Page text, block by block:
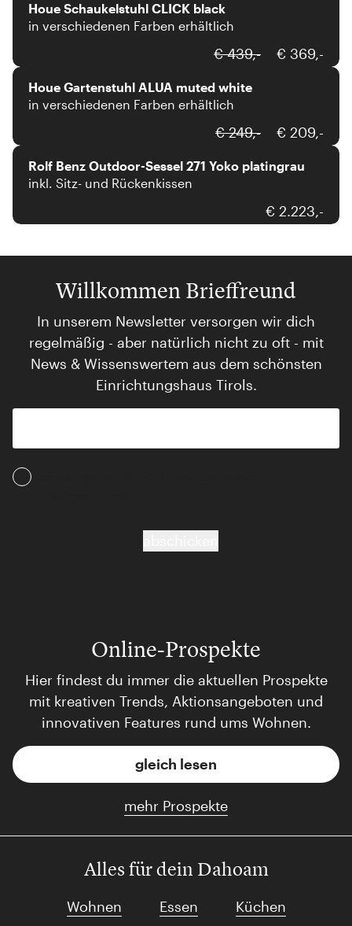
Houe Schaukelstuhl CLICK black
in verschiedenen Farben erhältlich
€ 439,- € 369,-
Houe
Houe Gartenstuhl ALUA muted white
in verschiedenen Farben erhältlich
€ 249,- € 209,-
Rolf Benz
Rolf Benz Outdoor-Sessel 271 Yoko platingrau
inkl. Sitz- und Rückenkissen
€ 2.223,-
Willkommen Brieffreund
In unserem Newsletter versorgen wir dich
regelmäßig - aber natürlich nicht zu oft - mit
News & Wissenswertem aus dem schönsten
Einrichtungshaus Tirols.
Online-Prospekte
Hier findest du immer die aktuellen Prospekte
mit kreativen Trends, Aktionsangeboten und
innovativen Features rund ums Wohnen.
gleich lesen
mehr Prospekte
Alles für dein Dahoam
Wohnen Essen Küchen